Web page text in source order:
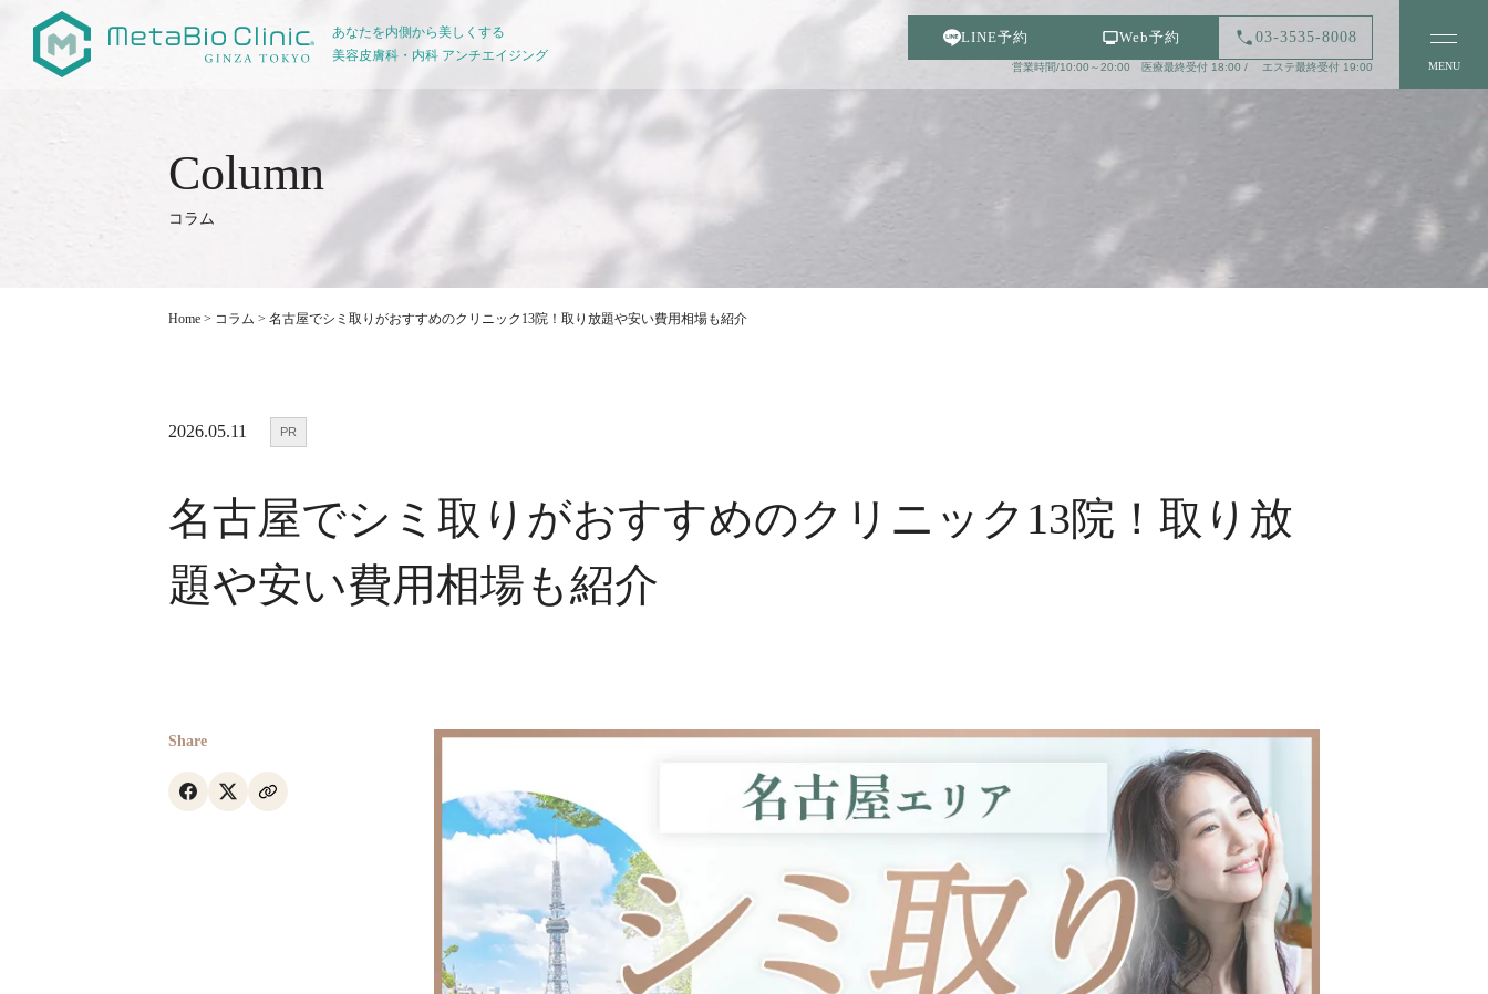
あなたを内側から美しくする
美容皮膚科・内科 アンチエイジング
LINE予約 Web予約 03-3535-8008
営業時間/10:00～20:00 医療最終受付 18:00 / エステ最終受付 19:00 MENU
コラム
Home > コラム > 名古屋でシミ取りがおすすめのクリニック13院！取り放題や安い費用相場も紹介
2026.05.11 PR
名古屋でシミ取りがおすすめのクリニック13院！取り放
題や安い費用相場も紹介
Share